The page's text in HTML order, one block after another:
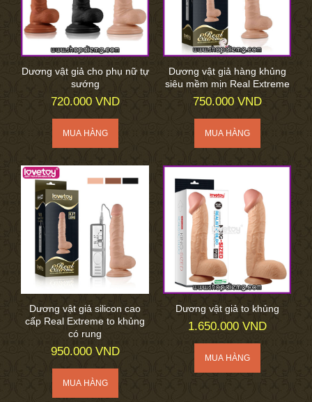
Dương vật giả cho phụ nữ tự
sướng
720.000 VND
Dương vật giả hàng khủng
siêu mềm mịn Real Extreme
750.000 VND
Dương vật giả silicon cao
cấp Real Extreme to khủng
có rung
950.000 VND
Dương vật giả to khủng
1.650.000 VND